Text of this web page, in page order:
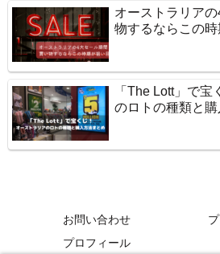
オーストラリア
物するならこの時
「The Lott」で
のロトの種類と
お問い合わせ
プロフィール